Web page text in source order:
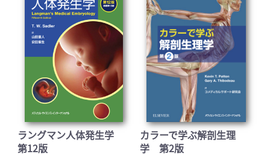
ラングマン人体発生学
第12版
カラーで学ぶ解剖生理
学 第2版